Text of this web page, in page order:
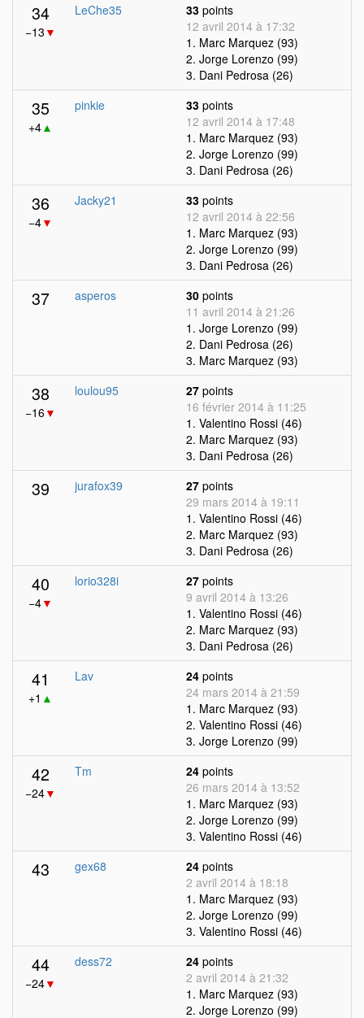
34
−13 ▼
LeChe35 33 points
12 avril 2014 à 17:32
1. Marc Marquez (93)
2. Jorge Lorenzo (99)
3. Dani Pedrosa (26)
35
+4▲
pinkie 33 points
12 avril 2014 à 17:48
1. Marc Marquez (93)
2. Jorge Lorenzo (99)
3. Dani Pedrosa (26)
36
−4▼
Jacky21 33 points
12 avril 2014 à 22:56
1. Marc Marquez (93)
2. Jorge Lorenzo (99)
3. Dani Pedrosa (26)
37 asperos 30 points
11 avril 2014 à 21:26
1. Jorge Lorenzo (99)
2. Dani Pedrosa (26)
3. Marc Marquez (93)
38
−16▼
loulou95 27 points
16 février 2014 à 11:25
1. Valentino Rossi (46)
2. Marc Marquez (93)
3. Dani Pedrosa (26)
39 jurafox39 27 points
29 mars 2014 à 19:11
1. Valentino Rossi (46)
2. Marc Marquez (93)
3. Dani Pedrosa (26)
40
−4▼
lorio328i 27 points
9 avril 2014 à 13:26
1. Valentino Rossi (46)
2. Marc Marquez (93)
3. Dani Pedrosa (26)
41
+1 ▲
Lav 24 points
24 mars 2014 à 21:59
1. Marc Marquez (93)
2. Valentino Rossi (46)
3. Jorge Lorenzo (99)
42
−24▼
Tm 24 points
26 mars 2014 à 13:52
1. Marc Marquez (93)
2. Jorge Lorenzo (99)
3. Valentino Rossi (46)
43 gex68 24 points
2 avril 2014 à 18:18
1. Marc Marquez (93)
2. Jorge Lorenzo (99)
3. Valentino Rossi (46)
44
−24▼
dess72 24 points
2 avril 2014 à 21:32
1. Marc Marquez (93)
2. Jorge Lorenzo (99)